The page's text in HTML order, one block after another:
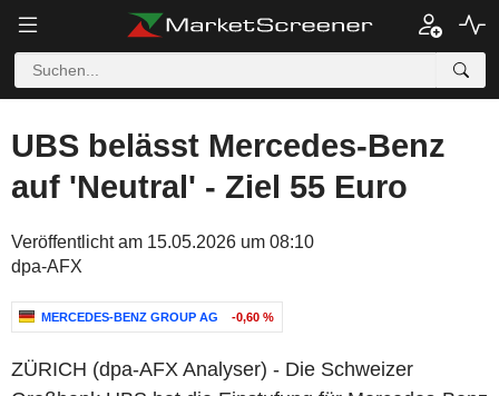
UBS belässt Mercedes-Benz
auf 'Neutral' - Ziel 55 Euro
Veröffentlicht am 15.05.2026 um 08:10
dpa-AFX
MERCEDES-BENZ GROUP AG -0,60 %
ZÜRICH (dpa-AFX Analyser) - Die Schweizer